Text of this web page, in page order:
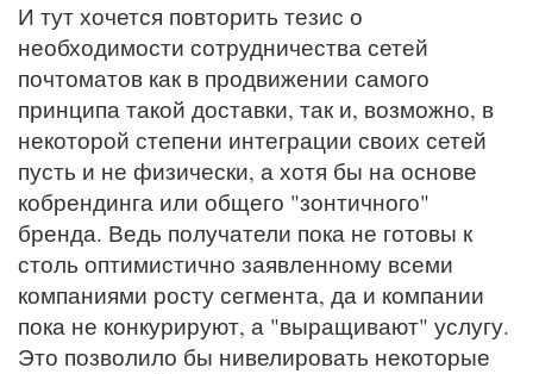
И тут хочется повторить тезис о
необходимости сотрудничества сетей
почтоматов как в продвижении самого
принципа такой доставки, так и, возможно, в
некоторой степени интеграции своих сетей
пусть и не физически, а хотя бы на основе
кобрендинга или общего "зонтичного"
бренда. Ведь получатели пока не готовы к
столь оптимистично заявленному всеми
компаниями росту сегмента, да и компании
пока не конкурируют, а "выращивают" услугу.
Это позволило бы нивелировать некоторые